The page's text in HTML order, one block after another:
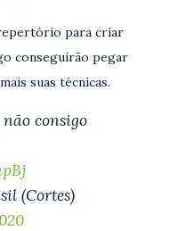
para criar
conseguirão pegar
suas técnicas.
consigo
(Cortes)